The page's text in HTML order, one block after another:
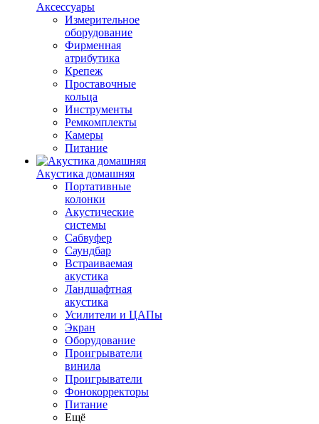
Аксессуары
Измерительное
оборудование
Фирменная
атрибутика
Крепеж
Проставочные
кольца
Инструменты
Ремкомплекты
Камеры
Питание
Акустика домашняя
Портативные
колонки
Акустические
системы
Сабвуфер
Саундбар
Встраиваемая
акустика
Ландшафтная
акустика
Усилители и ЦАПы
Экран
Оборудование
Проигрыватели
винила
Проигрыватели
Фонокорректоры
Питание
Ещё